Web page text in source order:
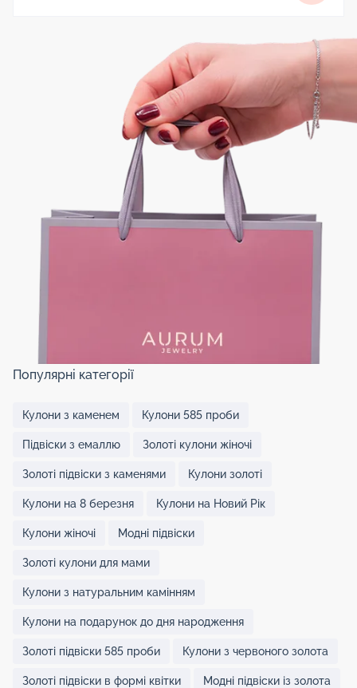
Популярні категорії
Кулони з каменем Кулони 585 проби
Підвіски з емаллю Золоті кулони жіночі
Золоті підвіски з каменями Кулони золоті
Кулони на 8 березня Кулони на Новий Рік
Кулони жіночі Модні підвіски
Золоті кулони для мами
Кулони з натуральним камінням
Кулони на подарунок до дня народження
Золоті підвіски 585 проби Кулони з червоного золота
Золоті підвіски в формі квітки Модні підвіски із золота